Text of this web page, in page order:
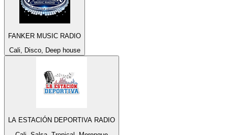
FANKER MUSIC RADIO
Cali, Disco, Deep house
LA ESTACIÓN DEPORTIVA RADIO